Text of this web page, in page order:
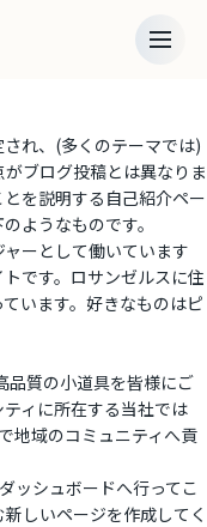
れ、(多くのテーマでは)
ブログ投稿とは異なりま
を説明する自己紹介ペー
ようなものです。
ーとして働いています
です。ロサンゼルスに住
います。好きなものはピ
品質の小道具を皆様にご
ィに所在する当社では
地域のコミュニティへ貢
ダッシュボードへ行ってこ
しいページを作成してく